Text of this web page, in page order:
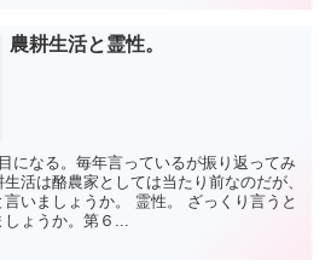
農耕生活と霊性。
になる。毎年言っているが振り返ってみ
活は酪農家としては当たり前なのだが、
いましょうか。 霊性。 ざっくり言うと
しょうか。第６...